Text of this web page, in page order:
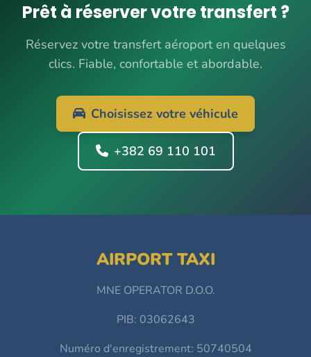
Prêt à réserver votre transfert ?
Réservez votre transfert aéroport en quelques
clics. Fiable, confortable et abordable.
Choisissez votre véhicule
+382 69 110 101
AIRPORT TAXI
MNE OPERATOR D.O.O.
PIB: 03062643
Numéro d'enregistrement: 50740504